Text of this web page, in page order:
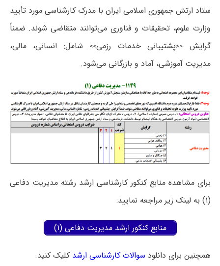
ستاد ارتش جمهوری اسلامی ایران با مدرک کارشناسی مورد تأیید
وزارت علوم، تحقیقات و فناوری می‌توانند متقاضی شوند. ضمناً
گرایش <<پشتیبانی خدمات رزمی>>
شامل: انسانی، مالی،
مدیریت آموزشی، آماد و بازرگانی می‌شود.
برای مشاهده منابع کنکور کارشناسی ارشد رشته مدیریت دفاعی
(۱) به لینک زیر مراجعه نمایید:
منابع کنکور ارشد مدیریت دفاعی (۱)
همچنین برای دانلود سوالات کارشناسی ارشد کلیک کنید.